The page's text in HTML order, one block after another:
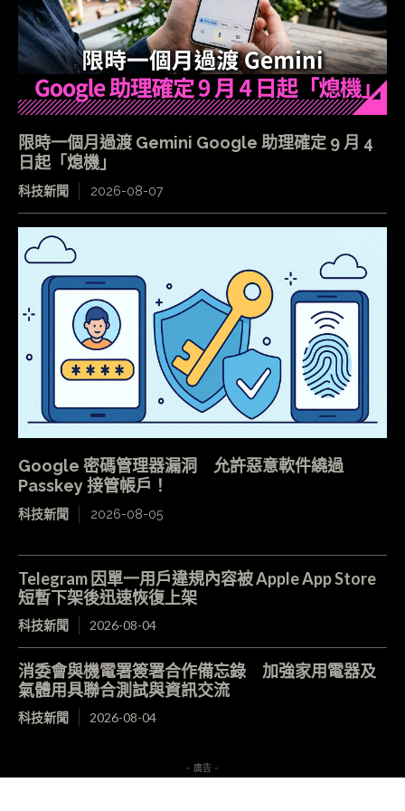
限時一個月過渡 Gemini Google 助理確定 9 月 4
日起「熄機」
科技新聞 2026-08-07
Google 密碼管理器漏洞 允許惡意軟件繞過
Passkey 接管帳戶！
科技新聞 2026-08-05
Telegram 因單一用戶違規內容被 Apple App Store
短暫下架後迅速恢復上架
科技新聞 2026-08-04
消委會與機電署簽署合作備忘錄 加強家用電器及
氣體用具聯合測試與資訊交流
科技新聞 2026-08-04
- 廣告 -